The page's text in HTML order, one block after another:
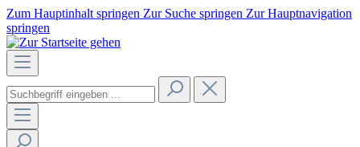
Zum Hauptinhalt springen Zur Suche springen Zur Hauptnavigation
springen